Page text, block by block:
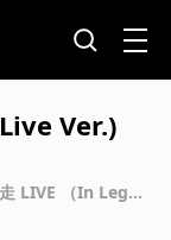
Ver.)
LIVE （In Legac